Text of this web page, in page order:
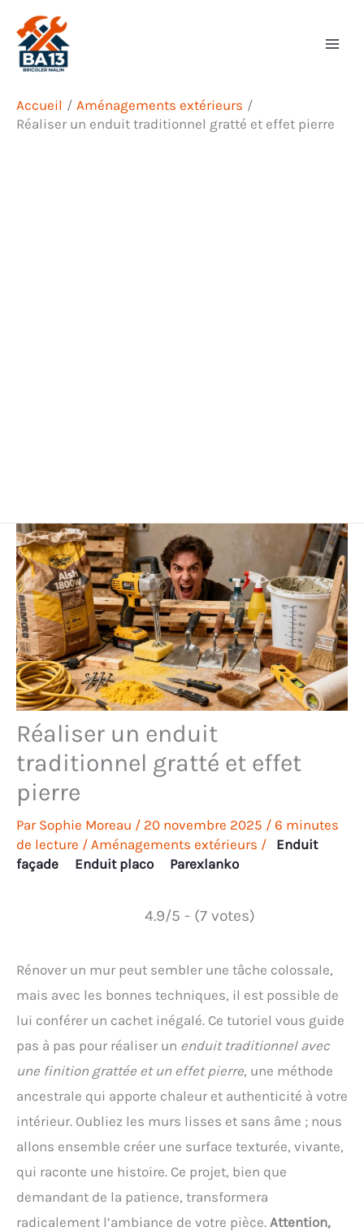
contenu
Accueil
Aménagements extérieurs
Réaliser un enduit traditionnel gratté et effet pierre
Réaliser un enduit
traditionnel gratté et effet
pierre
Par Sophie Moreau / 20 novembre 2025 / 6 minutes
de lecture / Aménagements extérieurs /
Enduit
façade
Enduit placo Parexlanko
4.9/5 - (7 votes)
Rénover un mur peut sembler une tâche colossale,
mais avec les bonnes techniques, il est possible de
lui conférer un cachet inégalé. Ce tutoriel vous guide
pas à pas pour réaliser un enduit traditionnel avec
une finition grattée et un effet pierre, une méthode
ancestrale qui apporte chaleur et authenticité à votre
intérieur. Oubliez les murs lisses et sans âme ; nous
allons ensemble créer une surface texturée, vivante,
qui raconte une histoire. Ce projet, bien que
demandant de la patience, transformera
radicalement l’ambiance de votre pièce. Attention,
Rechercher